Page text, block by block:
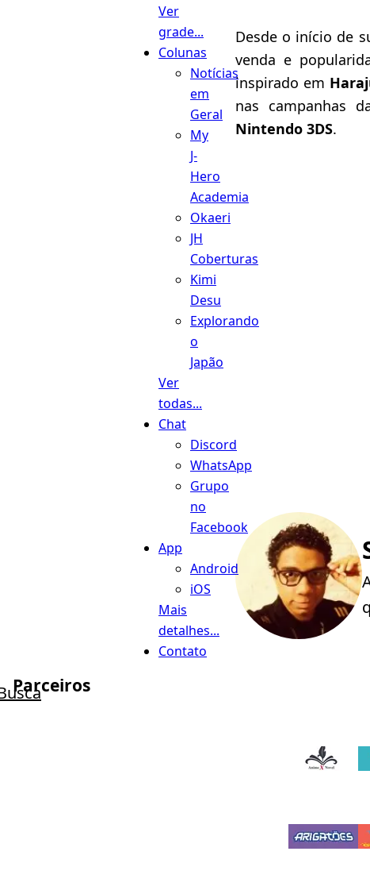
Ver
grade...
Colunas
Notícias
em
Geral
My
J-
Hero
Academia
Okaeri
JH
Coberturas
Kimi
Desu
Explorando
o
Japão
Ver
todas...
Chat
Discord
WhatsApp
Grupo
no
Facebook
App
Android
iOS
Mais
detalhes...
Contato
Desde o início de
venda e
inspirado em
nas campanhas
Nintendo 3DS.
Parceiros